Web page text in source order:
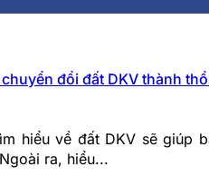
đổi đất DKV thành
hiểu về đất DKV sẽ giúp
ra, hiểu...